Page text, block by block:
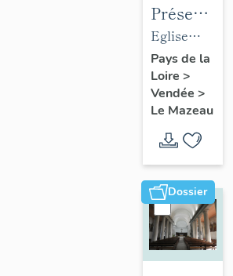
des
objets
mobiliers
de
du
Mazeau
Eglise
Notre-
Dame de
l'Immaculée
du
Mazeau
Pays de la
Loire >
Vendée >
Le Mazeau
Dossier